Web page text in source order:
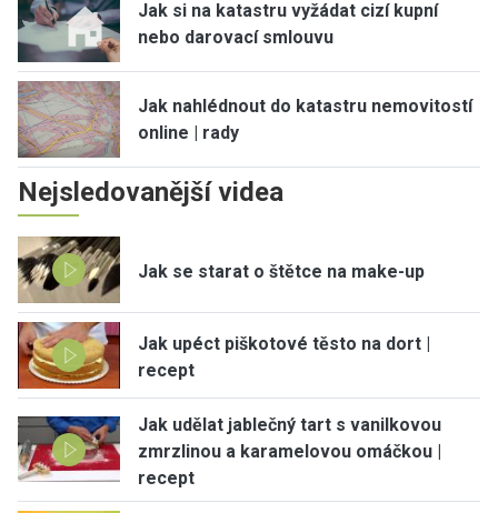
Jak si na katastru vyžádat cizí kupní
nebo darovací smlouvu
Jak nahlédnout do katastru nemovitostí
online | rady
Nejsledovanější videa
Jak se starat o štětce na make-up
Jak upéct piškotové těsto na dort |
recept
Jak udělat jablečný tart s vanilkovou
zmrzlinou a karamelovou omáčkou |
recept